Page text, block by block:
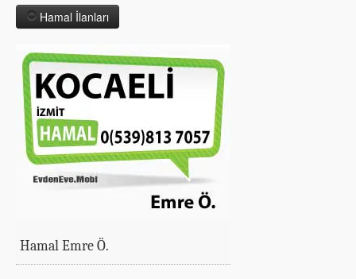
Hamal İlanları
Hamal Emre Ö.